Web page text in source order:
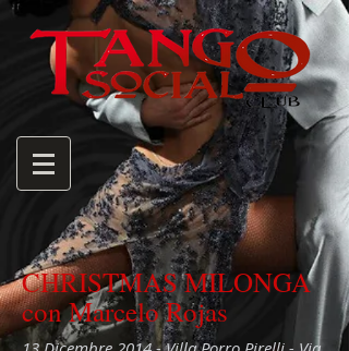
CHRISTMAS MILONGA
con Marcelo Rojas